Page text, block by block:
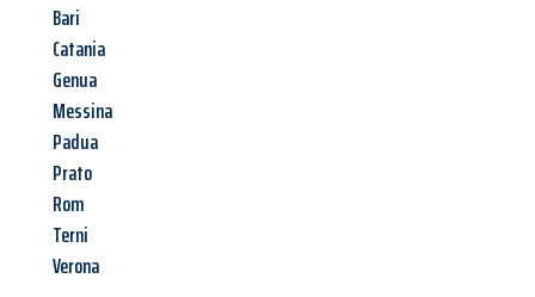
Bari
Catania
Genua
Messina
Padua
Prato
Rom
Terni
Verona